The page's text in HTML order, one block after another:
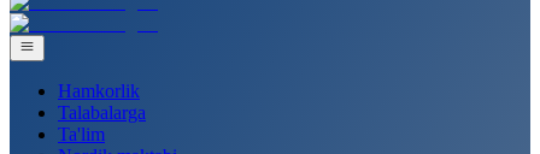
Hamkorlik
Talabalarga
Ta'lim